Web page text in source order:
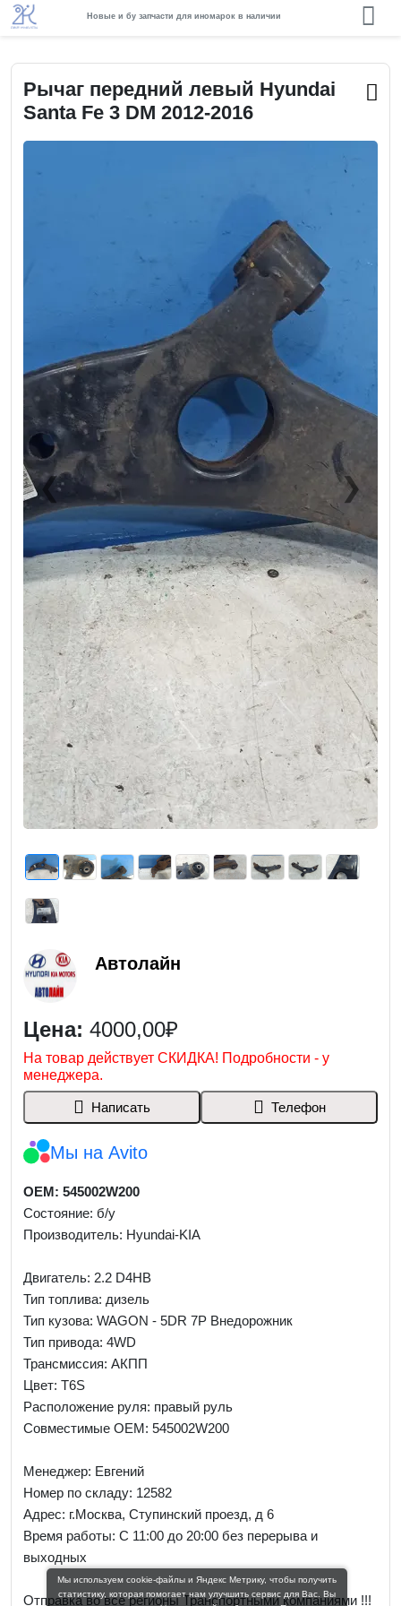
Новые и бу запчасти для иномарок в наличии
Рычаг передний левый Hyundai
Santa Fe 3 DM 2012-2016
❮Previous ❯Next
Автолайн
Цена: 4000,00₽
На товар действует СКИДКА! Подробности - у
менеджера.
Написать Телефон
Мы на Avito
OEM: 545002W200
Состояние: б/у
Производитель: Hyundai-KIA
Двигатель: 2.2 D4HB
Тип топлива: дизель
Тип кузова: WAGON - 5DR 7P Внедорожник
Тип привода: 4WD
Трансмиссия: AКПП
Цвет: T6S
Расположение руля: правый руль
Совместимые OEM: 545002W200
Менеджер: Евгений
Номер по складу: 12582
Адрес: г.Москва, Ступинский проезд, д 6
Время работы: С 11:00 до 20:00 без перерыва и
выходных
Отправка во все регионы Транспортными компаниями !!!
Мы используем cookie-файлы и Яндекс Метрику, чтобы получить
статистику, которая помогает нам улучшить сервис для Вас. Вы